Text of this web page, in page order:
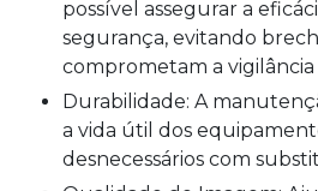
possível assegurar a
segurança, evitando
comprometam a vigilância
Durabilidade: A manutenção regular prolonga
a vida útil dos
desnecessários com